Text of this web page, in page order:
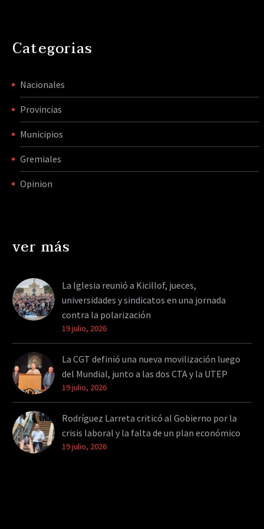
Categorias
Nacionales
Provincias
Municipios
Gremiales
Opinion
ver más
La Iglesia reunió a Kicillof, jueces,
universidades y sindicatos en una jornada
contra la polarización
19 julio, 2026
La CGT definió una nueva movilización luego
del Mundial, junto a las dos CTA y la UTEP
19 julio, 2026
Rodríguez Larreta criticó al Gobierno por la
crisis laboral y la falta de un plan económico
19 julio, 2026